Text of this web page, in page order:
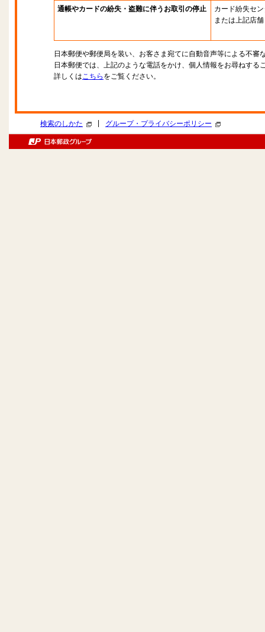
通帳やカードの紛失・盗難に伴うお取引の停止
カード紛失セ
または上記店舗
日本郵便や郵便局を装い、お客さま宛てに自動音声等による不審
日本郵便では、上記のような電話をかけ、個人情報をお尋ねする
詳しくはこちら をご覧ください。
検索のしかた グループ・プライバシーポリシー